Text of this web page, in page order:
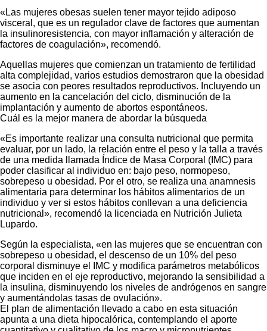
«Las mujeres obesas suelen tener mayor tejido adiposo
visceral, que es un regulador clave de factores que aumentan
la insulinoresistencia, con mayor inflamación y alteración de
factores de coagulación», recomendó.
Aquellas mujeres que comienzan un tratamiento de fertilidad
alta complejidad, varios estudios demostraron que la obesidad
se asocia con peores resultados reproductivos. Incluyendo un
aumento en la cancelación del ciclo, disminución de la
implantación y aumento de abortos espontáneos.
Cuál es la mejor manera de abordar la búsqueda
«Es importante realizar una consulta nutricional que permita
evaluar, por un lado, la relación entre el peso y la talla a través
de una medida llamada Índice de Masa Corporal (IMC) para
poder clasificar al individuo en: bajo peso, normopeso,
sobrepeso u obesidad. Por el otro, se realiza una anamnesis
alimentaria para determinar los hábitos alimentarios de un
individuo y ver si estos hábitos conllevan a una deficiencia
nutricional», recomendó la licenciada en Nutrición Julieta
Lupardo.
Según la especialista, «en las mujeres que se encuentran con
sobrepeso u obesidad, el descenso de un 10% del peso
corporal disminuye el IMC y modifica parámetros metabólicos
que inciden en el eje reproductivo, mejorando la sensibilidad a
la insulina, disminuyendo los niveles de andrógenos en sangre
y aumentándolas tasas de ovulación».
El plan de alimentación llevado a cabo en esta situación
apunta a una dieta hipocalórica, contemplando el aporte